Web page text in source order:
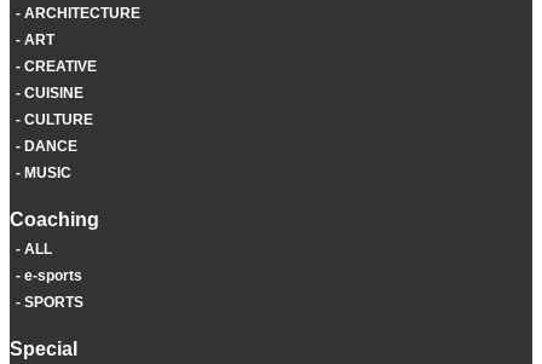
ARCHITECTURE
ART
CREATIVE
CUISINE
CULTURE
DANCE
MUSIC
Coaching
ALL
e-sports
SPORTS
Special